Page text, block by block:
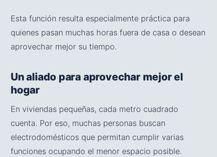
Esta función resulta especialmente práctica para
quienes pasan muchas horas fuera de casa o desean
aprovechar mejor su tiempo.
Un aliado para aprovechar mejor el
hogar
En viviendas pequeñas, cada metro cuadrado
cuenta. Por eso, muchas personas buscan
electrodomésticos que permitan cumplir varias
funciones ocupando el menor espacio posible.